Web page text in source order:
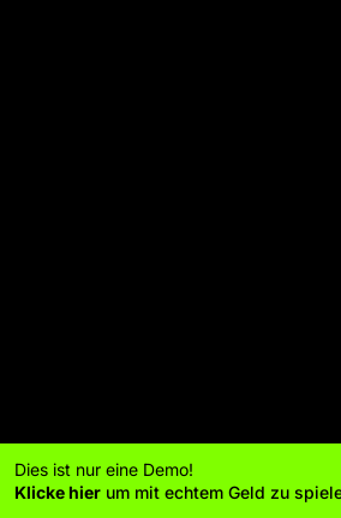
Dies ist nur eine Demo!
Klicke hier um mit echtem Geld zu